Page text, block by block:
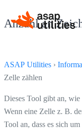
Anzahl an
ASAP Utilities ›
Zelle zählen
Dieses Tool gibt an,
Wenn eine Zelle z. B.
Tool an, dass es sich